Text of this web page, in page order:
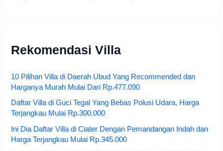
Rekomendasi Villa
10 Pilihan Villa di Daerah Ubud Yang Recommended dan
Harganya Murah Mulai Dari Rp.477.090
Daftar Villa di Guci Tegal Yang Bebas Polusi Udara, Harga
Terjangkau Mulai Rp.300.000
Ini Dia Daftar Villa di Ciater Dengan Pemandangan Indah dan
Harga Terjangkau Mulai Rp.345.000